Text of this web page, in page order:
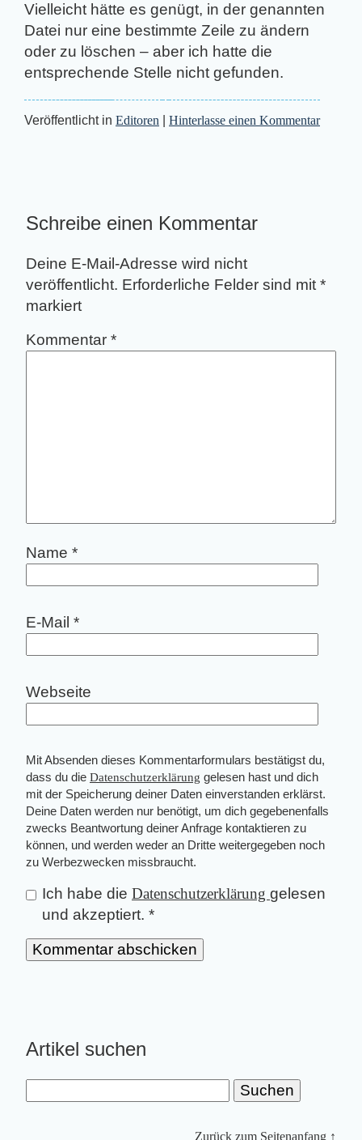
Vielleicht hätte es genügt, in der genannten
Datei nur eine bestimmte Zeile zu ändern
oder zu löschen – aber ich hatte die
entsprechende Stelle nicht gefunden.
Veröffentlicht in Editoren Hinterlasse einen Kommentar
Schreibe einen Kommentar
Deine E-Mail-Adresse wird nicht
veröffentlicht. Erforderliche Felder sind mit *
markiert
Kommentar *
Name *
E-Mail *
Webseite
Mit Absenden dieses Kommentarformulars bestätigst du,
dass du die Datenschutzerklärung gelesen hast und dich
mit der Speicherung deiner Daten einverstanden erklärst.
Deine Daten werden nur benötigt, um dich gegebenenfalls
zwecks Beantwortung deiner Anfrage kontaktieren zu
können, und werden weder an Dritte weitergegeben noch
zu Werbezwecken missbraucht.
Ich habe die Datenschutzerklärung gelesen
und akzeptiert. *
Artikel suchen
Zurück zum Seitenanfang ↑